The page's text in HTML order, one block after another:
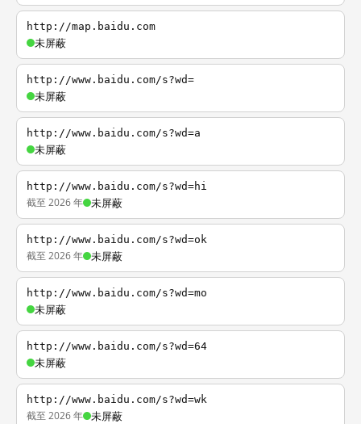
http://map.baidu.com
未屏蔽
http://www.baidu.com/s?wd=
未屏蔽
http://www.baidu.com/s?wd=a
未屏蔽
http://www.baidu.com/s?wd=hi
截至 2026 年 未屏蔽
http://www.baidu.com/s?wd=ok
截至 2026 年 未屏蔽
http://www.baidu.com/s?wd=mo
未屏蔽
http://www.baidu.com/s?wd=64
未屏蔽
http://www.baidu.com/s?wd=wk
截至 2026 年 未屏蔽